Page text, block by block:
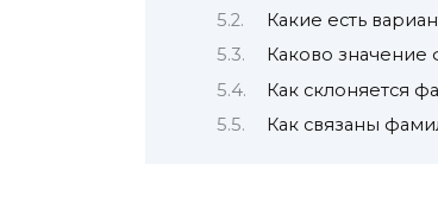
Какие есть
Каково значение
Как склоняется
Как связаны